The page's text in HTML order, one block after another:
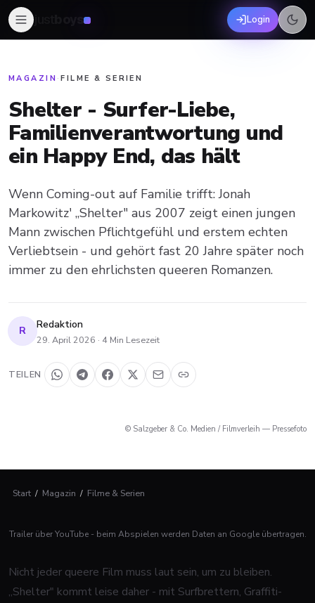
boys Login
MAGAZIN ·FILME & SERIEN
Shelter - Surfer-Liebe,
Familienverantwortung und
ein Happy End, das hält
Wenn Coming-out auf Familie trifft: Jonah
Markowitz' „Shelter" aus 2007 zeigt einen jungen
Mann zwischen Pflichtgefühl und erstem echten
Verliebtsein - und gehört fast 20 Jahre später noch
immer zu den ehrlichsten queeren Romanzen.
R Redaktion
29. April 2026 · 4 Min Lesezeit
TEILEN
© Salzgeber & Co. Medien / Filmverleih — Pressefoto
Start / Magazin / Filme & Serien
Trailer über YouTube - beim Abspielen werden Daten an Google übertragen.
Nicht jeder queere Film muss laut sein, um zu bleiben.
„Shelter" kommt leise daher - mit Surfbrettern, Graffiti-